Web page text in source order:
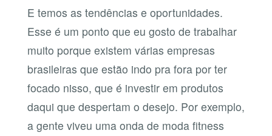
E temos as tendências e oportunidades.
Esse é um ponto que eu gosto de trabalhar
muito porque existem várias empresas
brasileiras que estão indo pra fora por ter
focado nisso, que é investir em produtos
daqui que despertam o desejo. Por exemplo,
a gente viveu uma onda de moda fitness